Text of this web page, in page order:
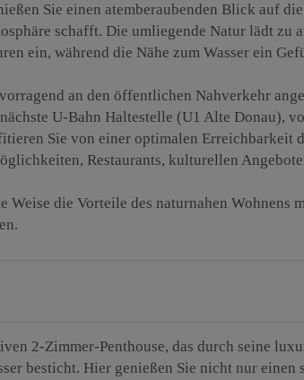
Sie einen atemberaubenden Blick auf
schafft. Die umliegende Natur lädt zu
ein, während die Nähe zum Wasser ein
an den öffentlichen Nahverkehr
U-Bahn Haltestelle (U1 Alte Donau),
Sie von einer optimalen Erreichbarkeit
Restaurants, kulturellen
Weise die Vorteile des naturnahen Wohnens
2-Zimmer-Penthouse, das durch seine
besticht. Hier genießen Sie nicht nur einen